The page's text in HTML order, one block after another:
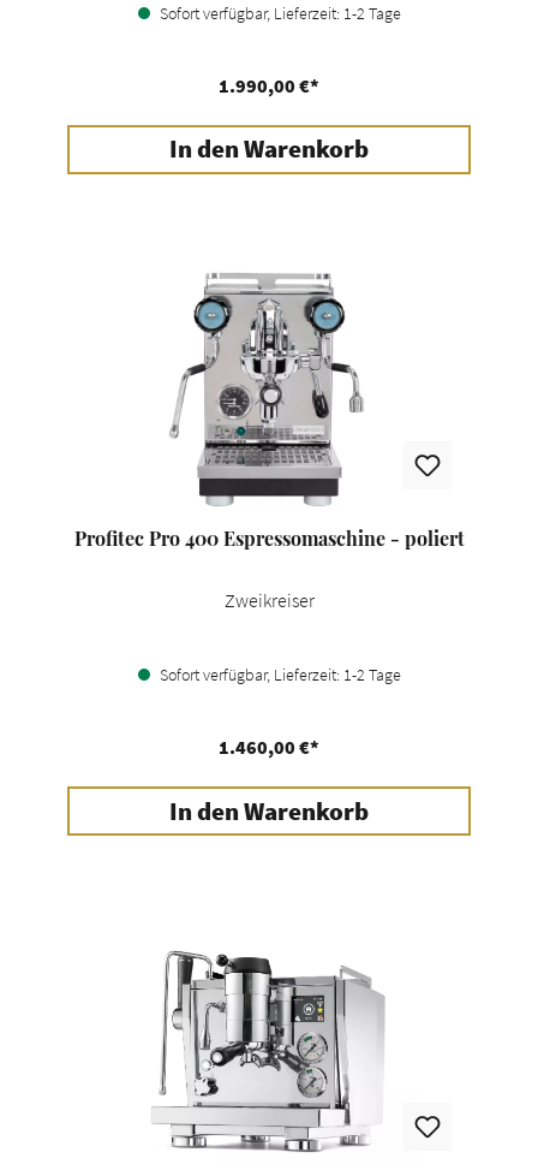
Sofort verfügbar, Lieferzeit: 1-2 Tage
1.990,00 €*
In den Warenkorb
Profitec Pro 400 Espressomaschine - poliert
Zweikreiser
Sofort verfügbar, Lieferzeit: 1-2 Tage
1.460,00 €*
In den Warenkorb